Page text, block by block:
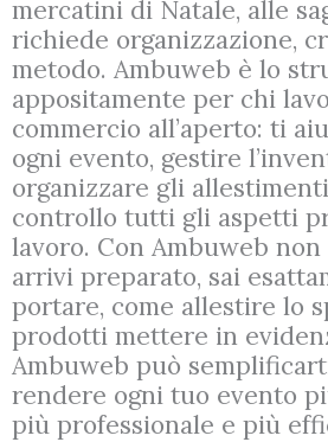
mercatini di Natale, alle
richiede organizzazione,
metodo. Ambuweb è lo
appositamente per chi
commercio all’aperto: ti
ogni evento, gestire
organizzare gli
controllo tutti gli aspetti
lavoro. Con Ambuweb
arrivi preparato, sai
portare, come allestire lo
prodotti mettere in
Ambuweb può
rendere ogni tuo evento
più professionale e più